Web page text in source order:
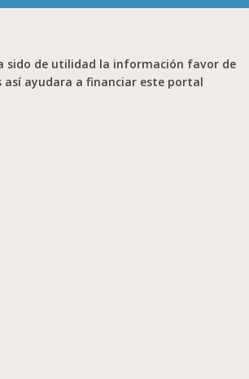
sido de utilidad la información favor de
así ayudara a financiar este portal